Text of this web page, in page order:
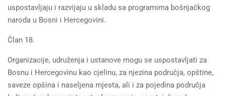
uspostavljaju i razvijaju u skladu sa programima bošnjačkog
naroda u Bosni i Hercegovini.
Član 18.
Organizacije, udruženja i ustanove mogu se uspostavljati za
Bosnu i Hercegovinu kao cjelinu, za njezina područja, opštine,
saveze opšina i naseljena mjesta, ali i za pojedina područja